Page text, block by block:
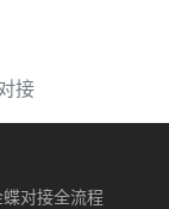
接
对接全流程